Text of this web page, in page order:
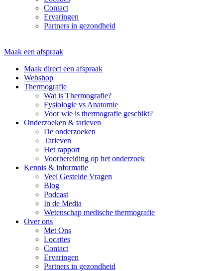
Contact
Ervaringen
Partners in gezondheid
Maak een afspraak
Maak direct een afspraak
Webshop
Thermografie
Wat is Thermografie?
Fysiologie vs Anatomie
Voor wie is thermografie geschikt?
Onderzoeken & tarieven
De onderzoeken
Tarieven
Het rapport
Voorbereiding op het onderzoek
Kennis & informatie
Veel Gestelde Vragen
Blog
Podcast
In de Media
Wetenschap medische thermografie
Over ons
Met Ons
Locaties
Contact
Ervaringen
Partners in gezondheid